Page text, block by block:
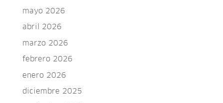
mayo 2026
abril 2026
marzo 2026
febrero 2026
enero 2026
diciembre 2025